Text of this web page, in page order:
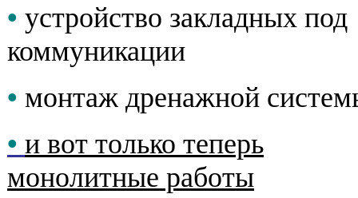
• устройство закладных под
коммуникации
• монтаж дренажной
• и вот только теперь
монолитные работы